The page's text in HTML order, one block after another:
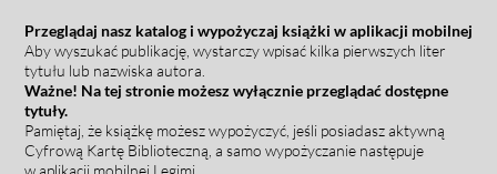
Przeglądaj nasz katalog i wypożyczaj książki w aplikacji mobilnej
Aby wyszukać publikację, wystarczy wpisać kilka pierwszych liter
tytułu lub nazwiska autora.
Ważne! Na tej stronie możesz wyłącznie przeglądać dostępne
tytuły.
Pamiętaj, że książkę możesz wypożyczyć, jeśli posiadasz aktywną
Cyfrową Kartę Biblioteczną, a samo wypożyczanie następuje
w aplikacji mobilnej Legimi.